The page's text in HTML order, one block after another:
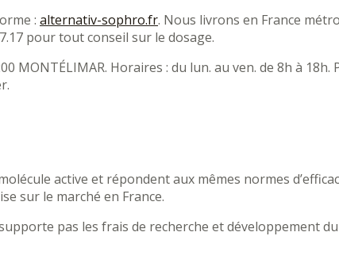
: alternativ-sophro.fr. Nous livrons en France
pour tout conseil sur le dosage.
MONTÉLIMAR. Horaires : du lun. au ven. de 8h à
active et répondent aux mêmes normes
sur le marché en France.
pas les frais de recherche et développement